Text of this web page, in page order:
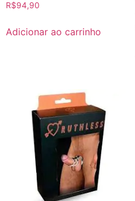
R$94,90
Adicionar ao carrinho